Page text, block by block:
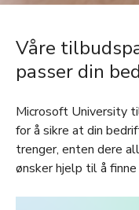
Våre
passer din
Microsoft University
for å sikre at din
trenger, enten dere
ønsker hjelp til å